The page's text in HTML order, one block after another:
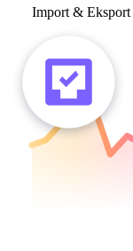
Import & Eksport